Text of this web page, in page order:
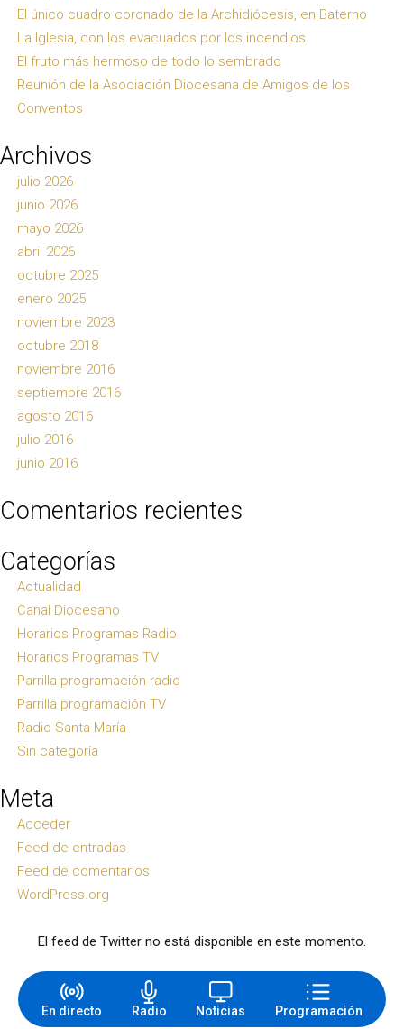
El único cuadro coronado de la Archidiócesis, en Baterno
La Iglesia, con los evacuados por los incendios
El fruto más hermoso de todo lo sembrado
Reunión de la Asociación Diocesana de Amigos de los
Conventos
Archivos
julio 2026
junio 2026
mayo 2026
abril 2026
octubre 2025
enero 2025
noviembre 2023
octubre 2018
noviembre 2016
septiembre 2016
agosto 2016
julio 2016
junio 2016
Comentarios recientes
Categorías
Actualidad
Canal Diocesano
Horarios Programas Radio
Horarios Programas TV
Parrilla programación radio
Parrilla programación TV
Radio Santa María
Sin categoría
Meta
Acceder
Feed de entradas
Feed de comentarios
WordPress.org
El feed de Twitter no está disponible en este momento.
En directo Radio Noticias Programación